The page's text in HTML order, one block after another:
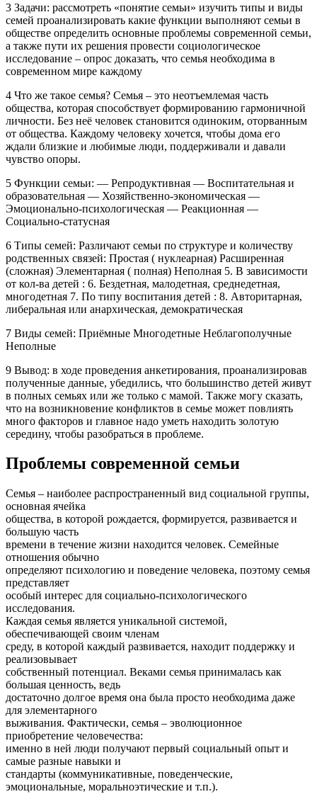
3 Задачи: рассмотреть «понятие семьи» изучить типы и виды
семей проанализировать какие функции выполняют семьи в
обществе определить основные проблемы современной семьи,
а также пути их решения провести социологическое
исследование – опрос доказать, что семья необходима в
современном мире каждому
4 Что же такое семья? Семья – это неотъемлемая часть
общества, которая способствует формированию гармоничной
личности. Без неё человек становится одиноким, оторванным
от общества. Каждому человеку хочется, чтобы дома его
ждали близкие и любимые люди, поддерживали и давали
чувство опоры.
5 Функции семьи: — Репродуктивная — Воспитательная и
образовательная — Хозяйственно-экономическая —
Эмоционально-психологическая — Реакционная —
Социально-статусная
6 Типы семей: Различают семьи по структуре и количеству
родственных связей: Простая ( нуклеарная) Расширенная
(сложная) Элементарная ( полная) Неполная 5. В зависимости
от кол-ва детей : 6. Бездетная, малодетная, среднедетная,
многодетная 7. По типу воспитания детей : 8. Авторитарная,
либеральная или анархическая, демократическая
7 Виды семей: Приёмные Многодетные Неблагополучные
Неполные
9 Вывод: в ходе проведения анкетирования, проанализировав
полученные данные, убедились, что большинство детей живут
в полных семьях или же только с мамой. Также могу сказать,
что на возникновение конфликтов в семье может повлиять
много факторов и главное надо уметь находить золотую
середину, чтобы разобраться в проблеме.
Проблемы современной семьи
Семья – наиболее распространенный вид социальной группы,
основная ячейка
общества, в которой рождается, формируется, развивается и
большую часть
времени в течение жизни находится человек. Семейные
отношения обычно
определяют психологию и поведение человека, поэтому семья
представляет
особый интерес для социально-психологического
исследования.
Каждая семья является уникальной системой,
обеспечивающей своим членам
среду, в которой каждый развивается, находит поддержку и
реализовывает
собственный потенциал. Веками семья принималась как
большая ценность, ведь
достаточно долгое время она была просто необходима даже
для элементарного
выживания. Фактически, семья – эволюционное
приобретение человечества:
именно в ней люди получают первый социальный опыт и
самые разные навыки и
стандарты (коммуникативные, поведенческие,
эмоциональные, моральноэтические и т.п.).